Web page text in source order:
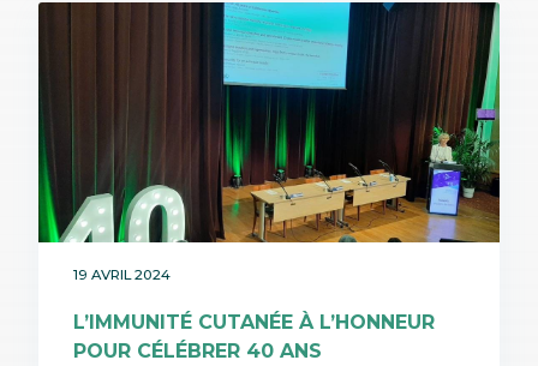
19 AVRIL 2024
L’IMMUNITÉ CUTANÉE À L’HONNEUR
POUR CÉLÉBRER 40 ANS